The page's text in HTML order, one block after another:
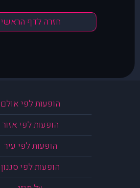
חזרה לדף הראשי
הופעות לפי אולם
הופעות לפי אזור
הופעות לפי עיר
הופעות לפי סגנון